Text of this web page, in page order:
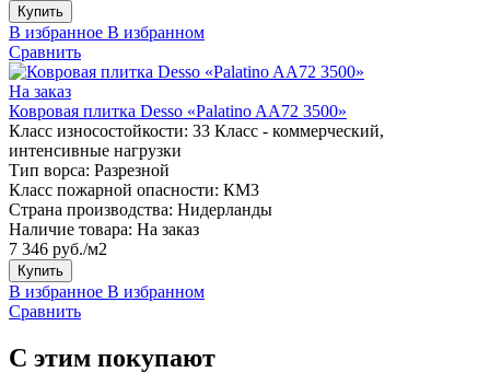
Купить
В избранное В избранном
Сравнить
На заказ
Ковровая плитка Desso «Palatino AA72 3500»
Класс износостойкости: 33 Класс - коммерческий,
интенсивные нагрузки
Тип ворса: Разрезной
Класс пожарной опасности: КМ3
Страна производства: Нидерланды
Наличие товара: На заказ
7 346 руб./м2
Купить
В избранное В избранном
Сравнить
С этим покупают